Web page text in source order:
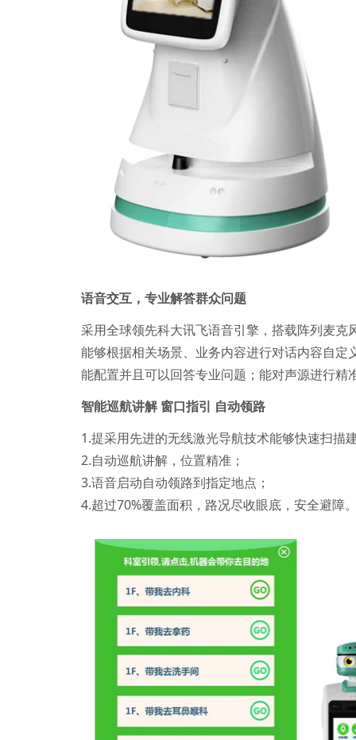
语音交互，专业解答群众问题
采用全球领先科大讯飞语音引擎，搭载阵列麦克
能够根据相关场景、业务内容进行对话内容自定
能配置并且可以回答专业问题；能对声源进行精
智能巡航讲解 窗口指引 自动领路
1.提采用先进的无线激光导航技术能够快速扫描
2.自动巡航讲解，位置精准；
3.语音启动自动领路到指定地点；
4.超过70%覆盖面积，路况尽收眼底，安全避障